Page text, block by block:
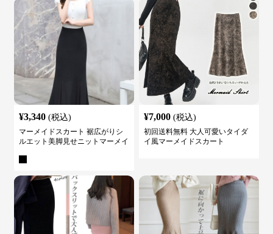
¥3,340 (税込)
マーメイドスカート 裾広がりシ
ルエット美脚見せニットマーメイ
¥7,000 (税込)
初回送料無料 大人可愛いタイダ
イ風マーメイドスカート